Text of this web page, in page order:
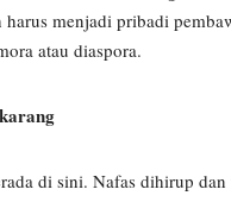
menjadi pribadi
atau diaspora.
di sini. Nafas dihirup